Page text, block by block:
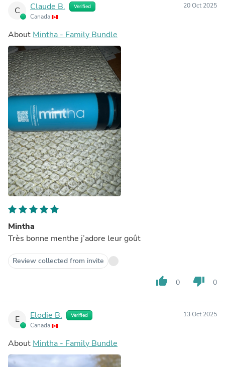
C Claude B. Verified
Canada
20 Oct 2025
About Mintha - Family Bundle
Mintha
Très bonne menthe j’adore leur goût
Review collected from invite
thumb_up 0 thumb_down 0
E Elodie B. Verified
Canada
13 Oct 2025
About Mintha - Family Bundle